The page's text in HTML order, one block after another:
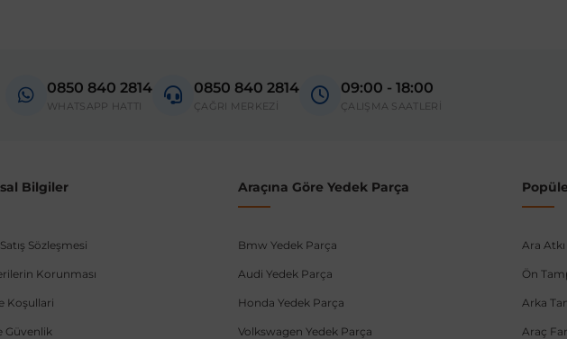
ve kasa tipleri kullanabilmektedir. Sipariş vermeden önce OEM numarası veya şasi
0850 840 2814
WHATSAPP HATTI
0850 840 2814
ÇAĞRI MERKEZİ
09:00 - 18:00
ÇALIŞMA SAATLERİ
Bilgiler
Sözleşmesi
Korunması
Koşullari
Güvenlik
Araçına Göre Yedek Parça
Bmw Yedek Parça
Audi Yedek Parça
Honda Yedek Parça
Volkswagen Yedek Parça
Ara Atkı
Ön
Arka
Araç